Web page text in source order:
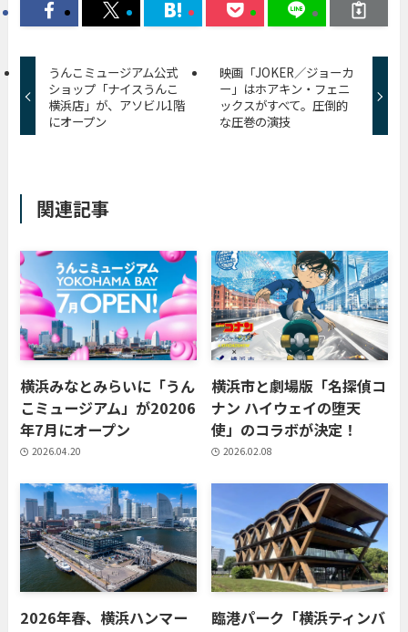
うんこミュージアム公式
ショップ「ナイスうんこ
横浜店」が、アソビル1階
にオープン
映画「JOKER／ジョーカ
ー」はホアキン・フェニ
ックスがすべて。圧倒的
な圧巻の演技
関連記事
横浜みなとみらいに「うん
こミュージアム」が20206
年7月にオープン
2026.04.20
横浜市と劇場版「名探偵コ
ナン ハイウェイの堕天
使」のコラボが決定！
2026.02.08
2026年春、横浜ハンマー
臨港パーク「横浜ティンバ